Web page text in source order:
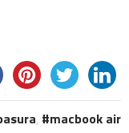
, macbook air